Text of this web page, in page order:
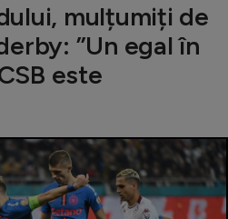
mulțumiți de
”Un egal în
este